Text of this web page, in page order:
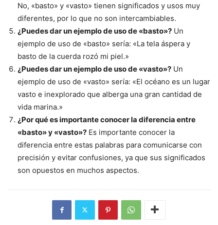
No, «basto» y «vasto» tienen significados y usos muy
diferentes, por lo que no son intercambiables.
¿Puedes dar un ejemplo de uso de «basto»? Un
ejemplo de uso de «basto» sería: «La tela áspera y
basto de la cuerda rozó mi piel.»
¿Puedes dar un ejemplo de uso de «vasto»? Un
ejemplo de uso de «vasto» sería: «El océano es un lugar
vasto e inexplorado que alberga una gran cantidad de
vida marina.»
¿Por qué es importante conocer la diferencia entre
«basto» y «vasto»? Es importante conocer la
diferencia entre estas palabras para comunicarse con
precisión y evitar confusiones, ya que sus significados
son opuestos en muchos aspectos.